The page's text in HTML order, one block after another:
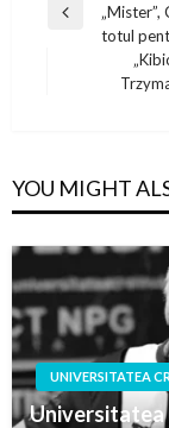
navigation
Previous
„Mister”,
totul
YOU MIGHT
UNIVERSITATEA
Universitatea